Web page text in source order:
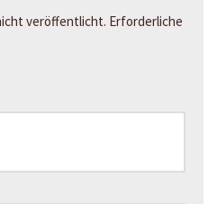
veröffentlicht. Erforderliche